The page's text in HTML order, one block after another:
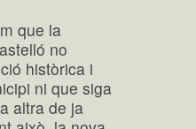
que la
no
històrica i
ni que siga
altra de ja